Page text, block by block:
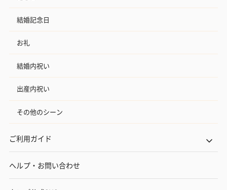
結婚記念日
お礼
結婚内祝い
出産内祝い
その他のシーン
ご利用ガイド
ヘルプ・お問い合わせ